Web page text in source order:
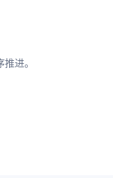
进。